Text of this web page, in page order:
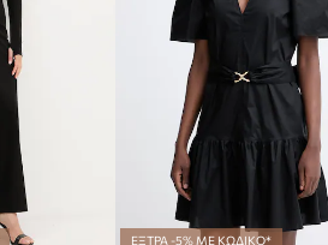
ΕΞΤΡΑ -5% ΜΕ ΚΩΔΙΚΟ*